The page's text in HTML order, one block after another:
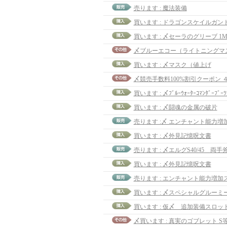
売ります : 魔法装備
買います : 〆セーラのグリーブ 1M
〆ブルーエコー（ライトニングマ
買います : 〆マスク（値上げ
〆競売手数料100%割引クーポン
買います : 〆ﾌﾞﾙｰｳｫｰﾀｰｺﾏﾝﾀﾞｰﾌﾞｰ
買います : 〆闘魂の金属の破片
売ります :〆 エンチャント能力増
買います : 〆外見記憶呪文書
売ります : 〆エルグS40/45 両手
買います : 〆外見記憶呪文書
〆買います : 真実のゴブレット S